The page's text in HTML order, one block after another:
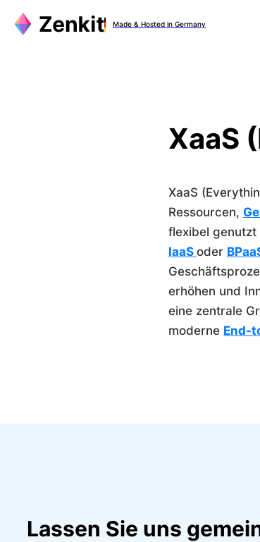
Zum
Inhalt
Made & Hosted in Germany
XaaS
XaaS
Ressourcen,
flexibel genutzt
IaaS oder
erhöhen und
eine zentrale
moderne End-
Lassen Sie uns